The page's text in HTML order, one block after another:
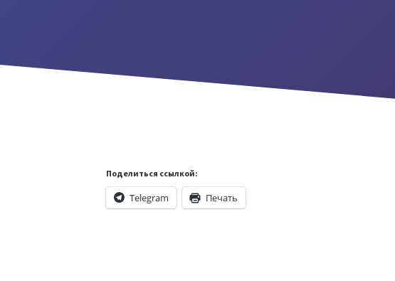
Поделиться ссылкой:
Telegram Печать